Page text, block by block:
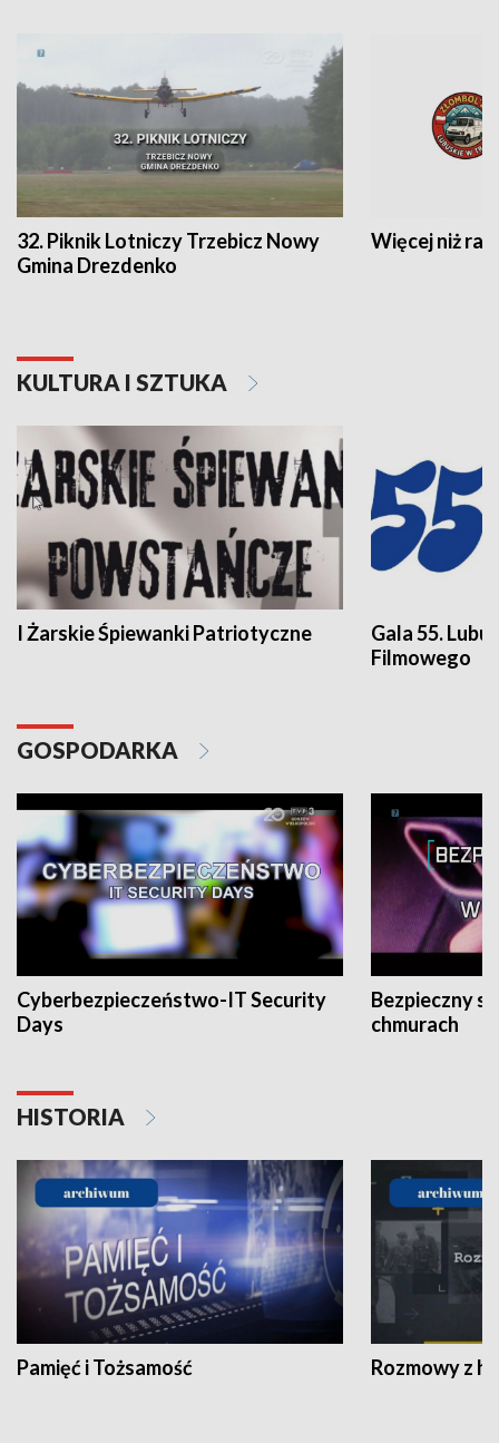
32. Piknik Lotniczy Trzebicz Nowy
Gmina Drezdenko
Więcej niż rajd
KULTURA I SZTUKA
I Żarskie Śpiewanki Patriotyczne
Gala 55.
Filmowego
GOSPODARKA
Cyberbezpieczeństwo-IT Security
Days
Bezpieczny
chmurach
HISTORIA
Pamięć i Tożsamość Rozmowy z